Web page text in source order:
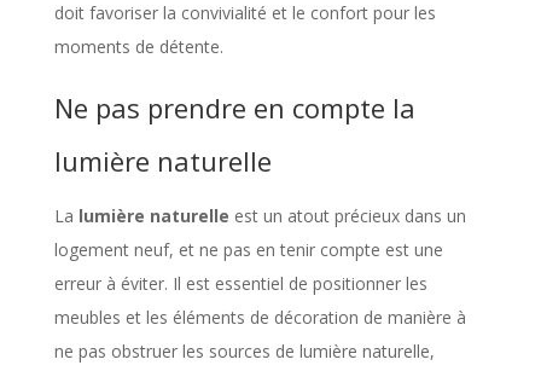
doit favoriser la convivialité et le confort pour les
moments de détente.
Ne pas prendre en compte la
lumière naturelle
La lumière naturelle est un atout précieux dans un
logement neuf, et ne pas en tenir compte est une
erreur à éviter. Il est essentiel de positionner les
meubles et les éléments de décoration de manière à
ne pas obstruer les sources de lumière naturelle,